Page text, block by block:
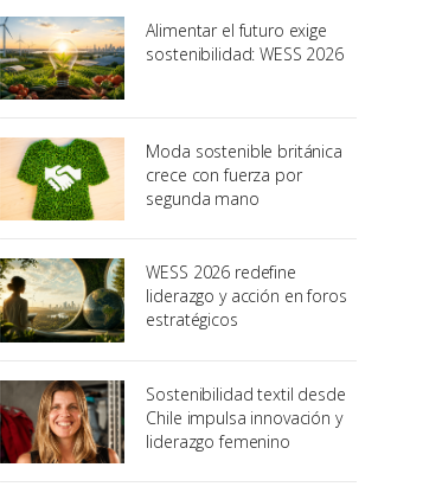
Alimentar el futuro exige
sostenibilidad: WESS 2026
Moda sostenible británica
crece con fuerza por
segunda mano
WESS 2026 redefine
liderazgo y acción en foros
estratégicos
Sostenibilidad textil desde
Chile impulsa innovación y
liderazgo femenino